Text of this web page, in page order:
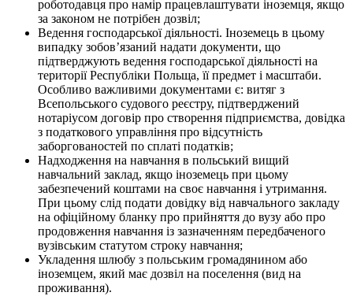
роботодавця про намір працевлаштувати іноземця, якщо
за законом не потрібен дозвіл;
Ведення господарської діяльності. Іноземець в цьому
випадку зобов’язаний надати документи, що
підтверджують ведення господарської діяльності на
території Республіки Польща, її предмет і масштаби.
Особливо важливими документами є: витяг з
Всепольського судового реєстру, підтверджений
нотаріусом договір про створення підприємства, довідка
з податкового управління про відсутність
заборгованостей по сплаті податків;
Надходження на навчання в польський вищий
навчальний заклад, якщо іноземець при цьому
забезпечений коштами на своє навчання і утримання.
При цьому слід подати довідку від навчального закладу
на офіційному бланку про прийняття до вузу або про
продовження навчання із зазначенням передбаченого
вузівським статутом строку навчання;
Укладення шлюбу з польським громадянином або
іноземцем, який має дозвіл на поселення (вид на
проживання).